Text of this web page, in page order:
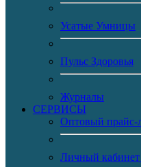
Усатые Умницы
Пульс Здоровья
Журналы
CЕРВИСЫ
Оптовый прайс-
Личный кабинет